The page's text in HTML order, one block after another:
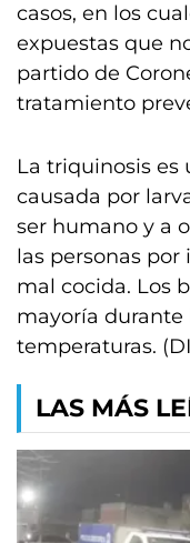
casos, en los
expuestas que
partido de
tratamiento
La triquinosis es
causada por
ser humano y a
las personas
mal cocida. Los
mayoría durante
temperaturas.
LAS MÁS